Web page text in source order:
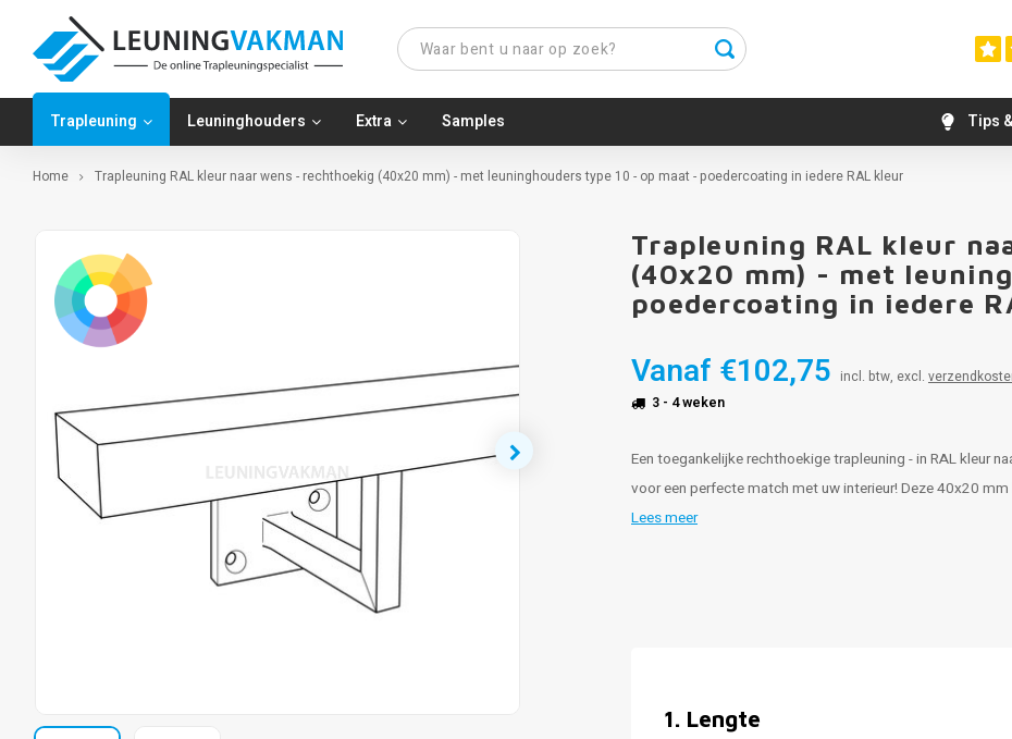
Trapleuning Leuninghouders Extra Samples Tips
Home Trapleuning RAL kleur naar wens - rechthoekig (40x20 mm) - met leuninghouders type 10 - op maat - poedercoating in iedere RAL kleur
Trapleuning RAL kleur
(40x20 mm) - met
poedercoating in iedere
Vanaf €102,75 incl. btw, excl.
3 - 4 weken
Een toegankelijke rechthoekige trapleuning - in RAL kleur
voor een perfecte match met uw interieur! Deze 40x20
Lees meer
1. Lengte